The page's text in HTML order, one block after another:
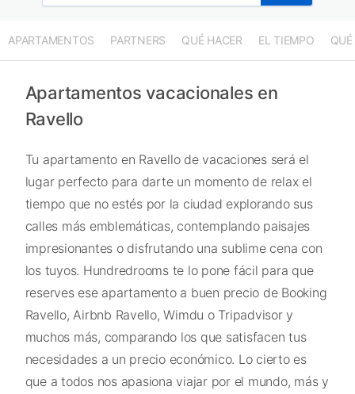
APARTAMENTOS PARTNERS QUÉ HACER EL TIEMPO QUÉ
Apartamentos vacacionales en
Ravello
Tu apartamento en Ravello de vacaciones será el
lugar perfecto para darte un momento de relax el
tiempo que no estés por la ciudad explorando sus
calles más emblemáticas, contemplando paisajes
impresionantes o disfrutando una sublime cena con
los tuyos. Hundredrooms te lo pone fácil para que
reserves ese apartamento a buen precio de Booking
Ravello, Airbnb Ravello, Wimdu o Tripadvisor y
muchos más, comparando los que satisfacen tus
necesidades a un precio económico. Lo cierto es
que a todos nos apasiona viajar por el mundo, más y